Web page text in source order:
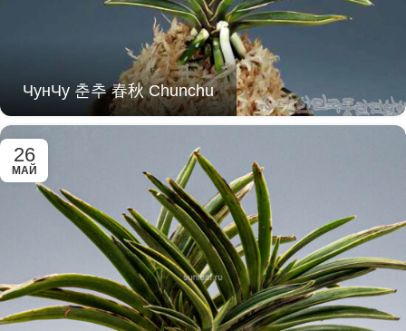
ЧунЧу 춘추 春秋 Chunchu
26
МАЙ